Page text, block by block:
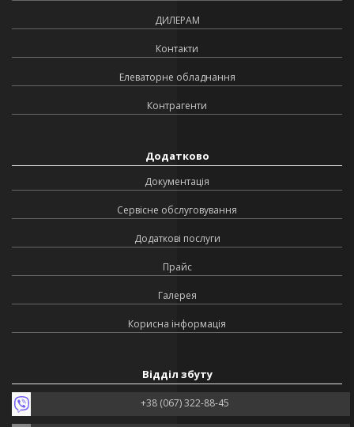
ДИЛЕРАМ
Контакти
Елеваторне обладнання
Контрагенти
Додатково
Документація
Сервісне обслуговування
Додаткові послуги
Прайс
Галерея
Корисна інформація
Відділ збуту
+38 (067) 322-88-45